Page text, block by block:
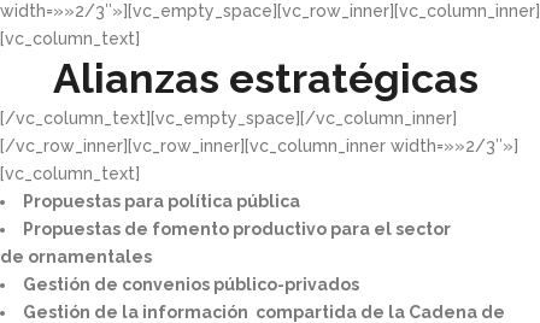
width=»»2/3″»][vc_empty_space][vc_row_inner][vc_column_inner]
[vc_column_text]
Alianzas estratégicas
[/vc_column_text][vc_empty_space][/vc_column_inner]
[/vc_row_inner][vc_row_inner][vc_column_inner width=»»2/3″»]
[vc_column_text]
Propuestas para política pública​
Propuestas de fomento productivo para el sector
de ornamentales​
Gestión de convenios público-privados​
Gestión de la información compartida de la Cadena de